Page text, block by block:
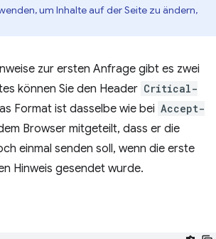
um Inhalte auf der Seite zu ändern,
zur ersten Anfrage gibt es zwei
können Sie den Header Critical-
Format ist dasselbe wie bei Accept-
Browser mitgeteilt, dass er die
einmal senden soll, wenn die erste
Hinweis gesendet wurde.